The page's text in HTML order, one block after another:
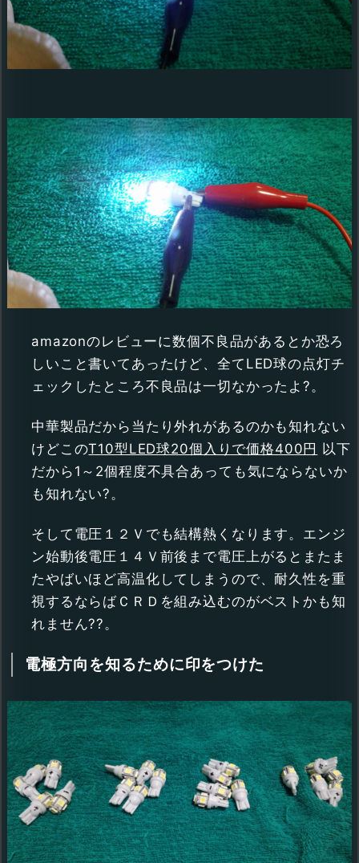
amazonのレビューに数個不良品があるとか恐ろ
しいこと書いてあったけど、全てLED球の点灯チ
ェックしたところ不良品は一切なかったよ?。
中華製品だから当たり外れがあるのかも知れない
けどこのT10型LED球20個入りで価格400円 以下
だから1～2個程度不具合あっても気にならないか
も知れない?。
そして電圧１２Ｖでも結構熱くなります。エンジ
ン始動後電圧１４Ｖ前後まで電圧上がるとまたま
たやばいほど高温化してしまうので、耐久性を重
視するならばＣＲＤを組み込むのがベストかも知
れません??。
電極方向を知るために印をつけた